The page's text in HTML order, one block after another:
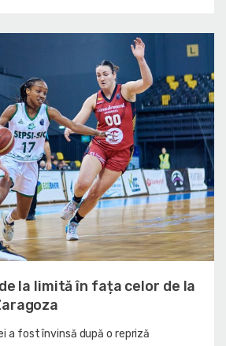
la limită în fața celor de la
a fost învinsă după o repriză